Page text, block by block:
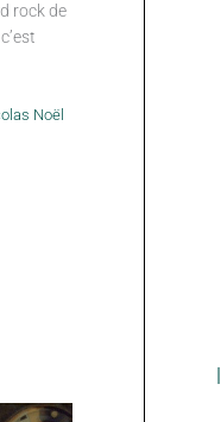
rock de
Noël